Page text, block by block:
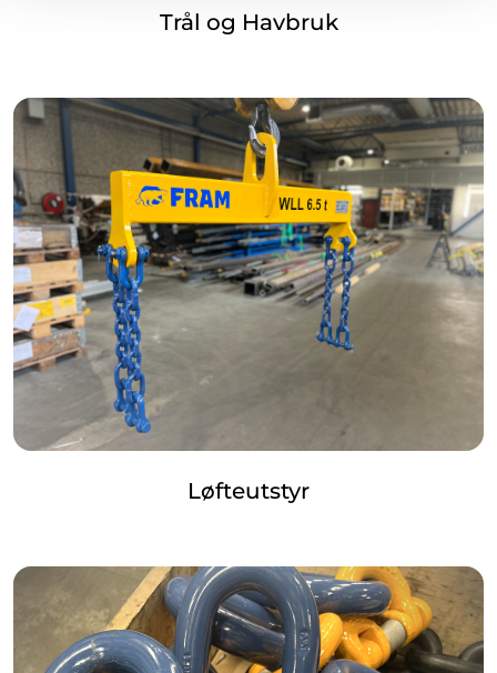
Trål og Havbruk
Løfteutstyr